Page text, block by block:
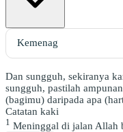
Dan sungguh, sekiranya
sungguh, pastilah
(bagimu) daripada apa
Catatan kaki
1 Meninggal di jalan Allah